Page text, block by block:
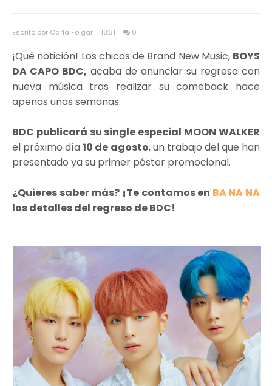
Escrito por Carla Folgar 18:31 0
¡Qué notición! Los chicos de Brand New Music, BOYS
DA CAPO BDC, acaba de anunciar su regreso con
nueva música tras realizar su comeback hace
apenas unas semanas.
BDC publicará su single especial MOON WALKER
el próximo día10 de agosto, un trabajo del que han
presentado ya su primer póster promocional.
¿Quieres saber más? ¡Te contamos en BA NA NA
los detalles del regreso de BDC!